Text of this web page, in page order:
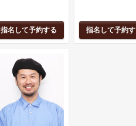
指名して予約する 指名して予約